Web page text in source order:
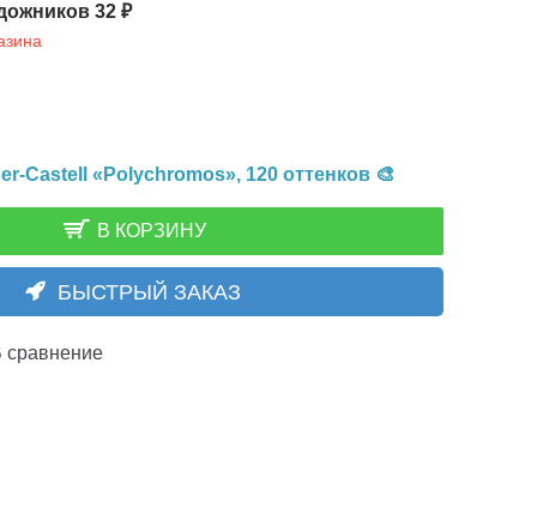
32 ₽
Castell «Polychromos», 120 оттенков 🎨
В КОРЗИНУ
БЫСТРЫЙ ЗАКАЗ
сравнение